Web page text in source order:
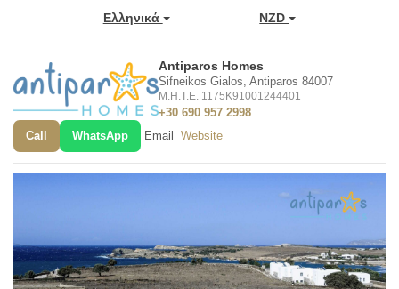
Ελληνικά NZD
Antiparos Homes
Sifneikos Gialos, Antiparos 84007
M.H.T.E. 1175K91001244401
+30 690 957 2998
Call
WhatsApp Email Website